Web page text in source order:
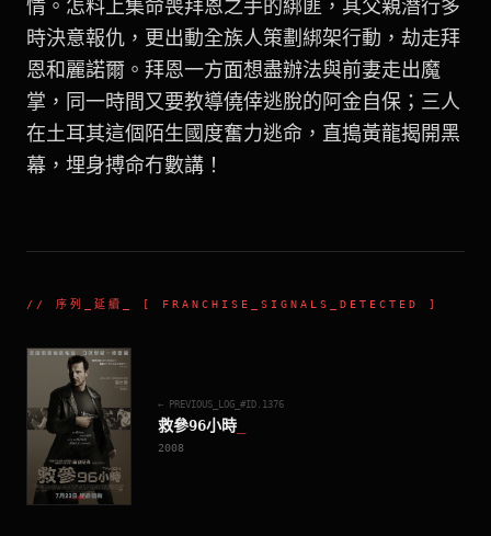
情。怎料上集命喪拜恩之手的綁匪，其父親潛行多
時決意報仇，更出動全族人策劃綁架行動，劫走拜
恩和麗諾爾。拜恩一方面想盡辦法與前妻走出魔
掌，同一時間又要教導僥倖逃脫的阿金自保；三人
在土耳其這個陌生國度奮力逃命，直搗黃龍揭開黑
幕，埋身搏命冇數講！
// 序列_延續 _ [ FRANCHISE_SIGNALS_DETECTED ]
← PREVIOUS_LOG_#ID. 1376
救參96小時
2008